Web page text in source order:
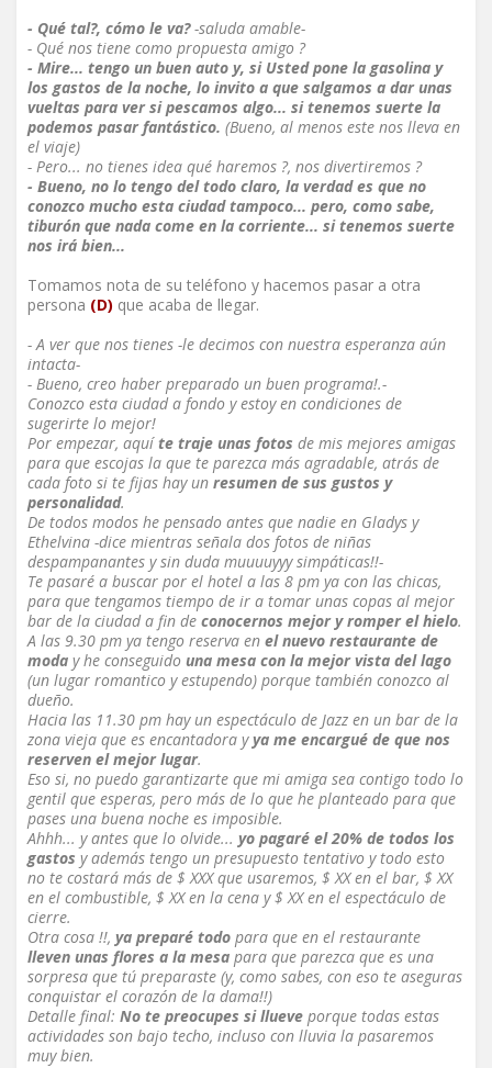
- Qué tal?, cómo le va?-saluda amable-
- Qué nos tiene como propuesta amigo ?
- Mire... tengo un buen auto y, si Usted pone la gasolina y
los gastos de la noche, lo invito a que salgamos a dar unas
vueltas para ver si pescamos algo... si tenemos suerte la
podemos pasar fantástico. (Bueno, al menos este nos lleva en
el viaje)
- Pero... no tienes idea qué haremos ?, nos divertiremos ?
- Bueno, no lo tengo del todo claro, la verdad es que no
conozco mucho esta ciudad tampoco... pero, como sabe,
tiburón que nada come en la corriente... si tenemos suerte
nos irá bien...
Tomamos nota de su teléfono y hacemos pasar a otra
persona (D) que acaba de llegar.
- A ver que nos tienes -le decimos con nuestra esperanza aún
intacta-
- Bueno, creo haber preparado un buen programa!.-
Conozco esta ciudad a fondo y estoy en condiciones de
sugerirte lo mejor!
Por empezar, aquíte traje unas fotos de mis mejores amigas
para que escojas la que te parezca más agradable, atrás de
cada foto si te fijas hay un resumen de sus gustos y
personalidad.
De todos modos he pensado antes que nadie en Gladys y
Ethelvina -dice mientras señala dos fotos de niñas
despampanantes y sin duda muuuuyyy simpáticas!!-
Te pasaré a buscar por el hotel a las 8 pm ya con las chicas,
para que tengamos tiempo de ir a tomar unas copas al mejor
bar de la ciudad a fin de conocernos mejor y romper el hielo.
A las 9.30 pm ya tengo reserva en el nuevo restaurante de
moda y he conseguido una mesa con la mejor vista del lago
(un lugar romantico y estupendo) porque también conozco al
dueño.
Hacia las 11.30 pm hay un espectáculo de Jazz en un bar de la
zona vieja que es encantadora yya me encargué de que nos
reserven el mejor lugar.
Eso si, no puedo garantizarte que mi amiga sea contigo todo lo
gentil que esperas, pero más de lo que he planteado para que
pases una buena noche es imposible.
Ahhh... y antes que lo olvide... yo pagaré el 20% de todos los
gastos y además tengo un presupuesto tentativo y todo esto
no te costará más de $ XXX que usaremos, $ XX en el bar, $ XX
en el combustible, $ XX en la cena y $ XX en el espectáculo de
cierre.
Otra cosa !!, ya preparé todo para que en el restaurante
lleven unas flores a la mesa para que parezca que es una
sorpresa que tú preparaste (y, como sabes, con eso te aseguras
conquistar el corazón de la dama!!)
Detalle final: No te preocupes si llueve porque todas estas
actividades son bajo techo, incluso con lluvia la pasaremos
muy bien.